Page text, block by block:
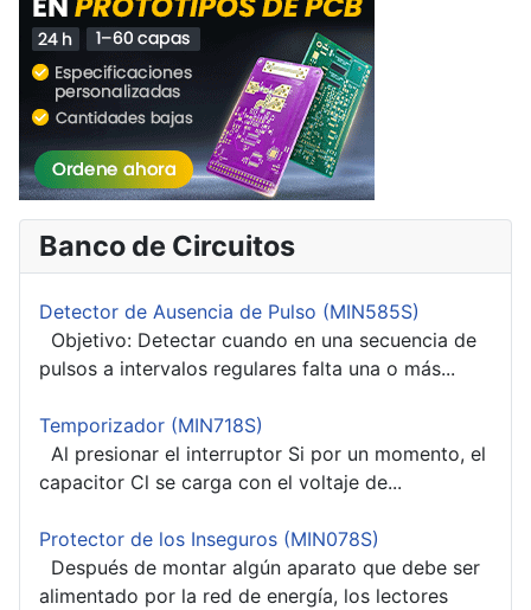
Banco de Circuitos
Detector de Ausencia de Pulso (MIN585S)
Objetivo: Detectar cuando en una secuencia de
pulsos a intervalos regulares falta una o más...
Temporizador (MIN718S)
Al presionar el interruptor Si por un momento, el
capacitor Cl se carga con el voltaje de...
Protector de los Inseguros (MIN078S)
Después de montar algún aparato que debe ser
alimentado por la red de energía, los lectores